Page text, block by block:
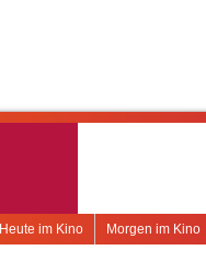
Morgen im Kino
Heute im Kino